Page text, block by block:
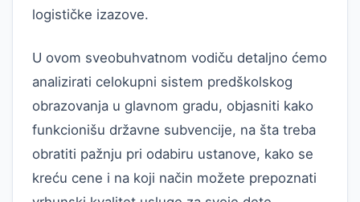
logističke izazove.
U ovom sveobuhvatnom vodiču detaljno ćemo
analizirati celokupni sistem predškolskog
obrazovanja u glavnom gradu, objasniti kako
funkcionišu državne subvencije, na šta treba
obratiti pažnju pri odabiru ustanove, kako se
kreću cene i na koji način možete prepoznati